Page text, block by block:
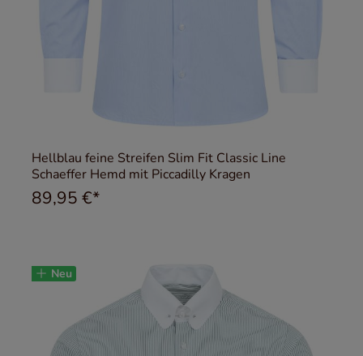
Hellblau feine Streifen Slim Fit Classic Line
Schaeffer Hemd mit Piccadilly Kragen
89,95 €*
Neu